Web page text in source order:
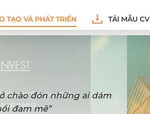
TẠO VÀ PHÁT TRIỂN TẢI MẪU CV
chào đón những ai dám
đam mê”